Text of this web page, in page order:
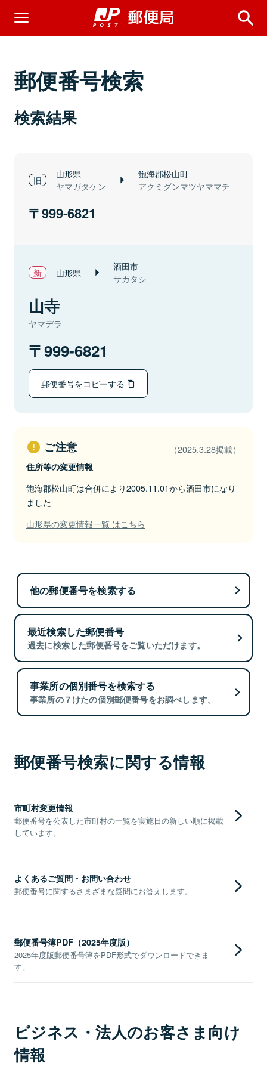
郵便番号検索
検索結果
山形県
ヤマガタケン
飽海郡松山町
アクミグンマツヤママチ
999-6821
山形県 酒田市
サカタシ
山寺
ヤマデラ
999-6821
郵便番号をコピーする
ご注意 （2025.3.28掲載）
住所等の変更情報
飽海郡松山町は合併により2005.11.01から酒田市になり
ました
山形県の変更情報一覧 はこちら
他の郵便番号を検索する
最近検索した郵便番号
過去に検索した郵便番号をご覧いただけます。
事業所の個別番号を検索する
事業所の７けたの個別郵便番号をお調べします。
郵便番号検索に関する情報
市町村変更情報
郵便番号を公表した市町村の一覧を実施日の新しい順に掲載
しています。
よくあるご質問・お問い合わせ
郵便番号に関するさまざまな疑問にお答えします。
郵便番号簿PDF（2025年度版）
2025年度版郵便番号簿をPDF形式でダウンロードできま
す。
ビジネス・法人のお客さま向け
情報